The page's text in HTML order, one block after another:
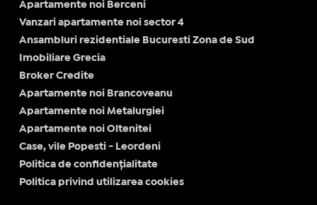
Apartamente noi Berceni
Vanzari apartamente noi sector 4
Ansambluri rezidentiale Bucuresti Zona de Sud
Imobiliare Grecia
Broker Credite
Apartamente noi Brancoveanu
Apartamente noi Metalurgiei
Apartamente noi Oltenitei
Case, vile Popesti - Leordeni
Politica de confidențialitate
Politica privind utilizarea cookies